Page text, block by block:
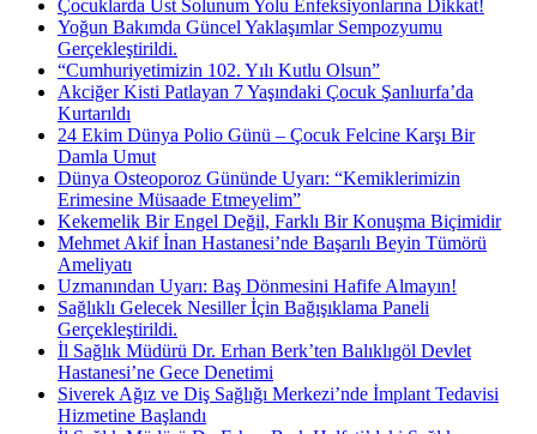
Çocuklarda Üst Solunum Yolu Enfeksiyonlarına Dikkat!
Yoğun Bakımda Güncel Yaklaşımlar Sempozyumu
Gerçekleştirildi.
“Cumhuriyetimizin 102. Yılı Kutlu Olsun”
Akciğer Kisti Patlayan 7 Yaşındaki Çocuk Şanlıurfa’da
Kurtarıldı
24 Ekim Dünya Polio Günü – Çocuk Felcine Karşı Bir
Damla Umut
Dünya Osteoporoz Gününde Uyarı: “Kemiklerimizin
Erimesine Müsaade Etmeyelim”
Kekemelik Bir Engel Değil, Farklı Bir Konuşma Biçimidir
Mehmet Akif İnan Hastanesi’nde Başarılı Beyin Tümörü
Ameliyatı
Uzmanından Uyarı: Baş Dönmesini Hafife Almayın!
Sağlıklı Gelecek Nesiller İçin Bağışıklama Paneli
Gerçekleştirildi.
İl Sağlık Müdürü Dr. Erhan Berk’ten Balıklıgöl Devlet
Hastanesi’ne Gece Denetimi
Siverek Ağız ve Diş Sağlığı Merkezi’nde İmplant Tedavisi
Hizmetine Başlandı